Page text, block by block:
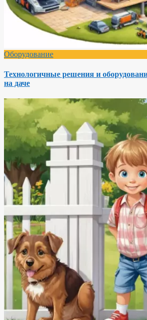
Оборудование
Технологичные решения и
на даче